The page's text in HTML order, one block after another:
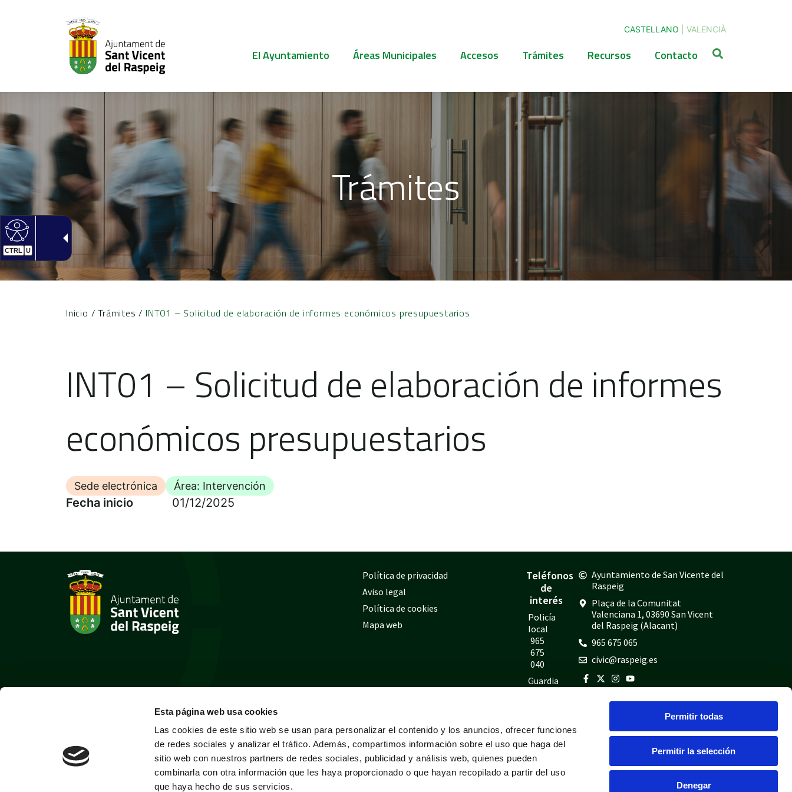
CTRL U
Esta página web usa cookies
Las cookies de este sitio web se usan para personalizar el contenido y los anuncios, ofrecer funciones
de redes sociales y analizar el tráfico. Además, compartimos información sobre el uso que haga del
sitio web con nuestros partners de redes sociales, publicidad y análisis web, quienes pueden
combinarla con otra información que les haya proporcionado o que hayan recopilado a partir del uso
que haya hecho de sus servicios.
Permitir todas
Permitir la selección
Denegar
CASTELLANO VALENCIÀ
El Ayuntamiento Áreas Municipales Accesos Trámites Recursos Contacto
Trámites
Inicio /Trámites / INT01 – Solicitud de elaboración de informes económicos presupuestarios
INT01 – Solicitud de elaboración de informes
económicos presupuestarios
Sede electrónica Área: Intervención
Fecha inicio 01/12/2025
Política de privacidad
Aviso legal
Política de cookies
Mapa web
Teléfonos
de
interés
Policía
local
965
675
040
Guardia
814
Bomberos
675
Ayuntamiento de San Vicente del
Raspeig
Plaça de la Comunitat
Valenciana 1, 03690 San Vicent
del Raspeig (Alacant)
965 675 065
civic@raspeig.es